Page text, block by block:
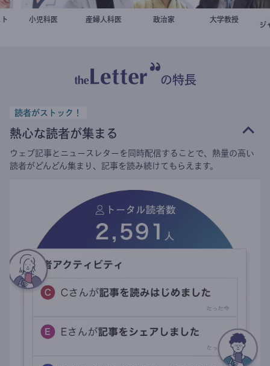
スト 今西洋介
小児科医 重見大介
産婦人科医 小坂英二
政治家 加藤忠史
大学教授
の特長
読者がストック！
熱心な読者が集まる
ウェブ記事とニュースレターを同時配信することで、熱量の高い
読者がどんどん集まり、記事を読み続けてもらえます。